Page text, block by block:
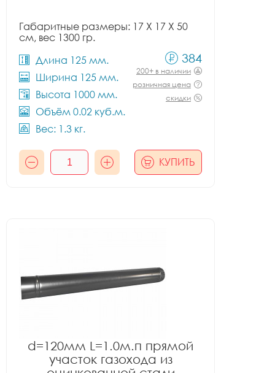
Габаритные размеры: 17 X 17 X 50
см, вес 1300 гр.
Длина 125 мм.
Ширина 125 мм.
Высота 1000 мм.
Объём 0.02 куб.м.
Вес: 1.3 кг.
384
200+ в наличии
розничная цена
скидки
КУПИТЬ
d=120мм L=1.0м.п прямой
участок газохода из